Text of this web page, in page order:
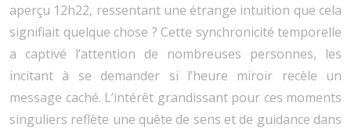
aperçu 12h22, ressentant une étrange intuition que cela
signifiait quelque chose ? Cette synchronicité temporelle
a captivé l’attention de nombreuses personnes, les
incitant à se demander si l’heure miroir recèle un
message caché. L’intérêt grandissant pour ces moments
singuliers reflète une quête de sens et de guidance dans